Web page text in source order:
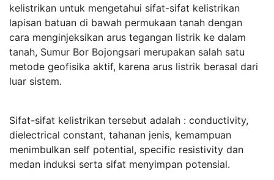
kelistrikan untuk mengetahui sifat-sifat kelistrikan
lapisan batuan di bawah permukaan tanah dengan
cara menginjeksikan arus tegangan listrik ke dalam
tanah, Sumur Bor Bojongsari merupakan salah satu
metode geofisika aktif, karena arus listrik berasal dari
luar sistem.
Sifat-sifat kelistrikan tersebut adalah : conductivity,
dielectrical constant, tahanan jenis, kemampuan
menimbulkan self potential, specific resistivity dan
medan induksi serta sifat menyimpan potensial.